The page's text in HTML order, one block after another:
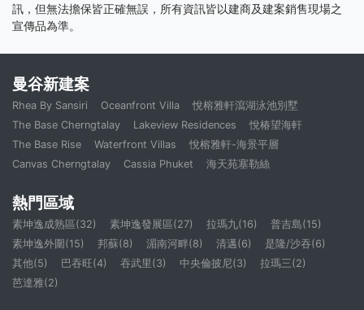
訊，但無法擔保皆正確無誤，所有資訊皆以建商及建案銷售現場之
宣傳品為準。
曼谷新建案
Rhea By Sansiri Oceanfront Villa
悅榕雅軒瀉湖泳池別墅
The Base Cherngtalay
Lakeview Residences
悅椿望海軒
The Base Rise
Waterfront Villas
悅榕雅軒-海景平層
Canvas Cherngtalay
Cassia Phuket 海天苑塞勒絲
熱門區域
素坤逸成熟區(32) 素坤逸發展區(27) 拉瑪九(16)
普吉島(15)
素坤逸外圍(15)
邦蘇(8) 湄南河畔(8) 清邁(6)
是隆/沙吞(6)
其他(5)
巴吞旺(4) 吞武里(3) 中央倫披尼(3)
拉瑪三(2)
芭達雅(2)